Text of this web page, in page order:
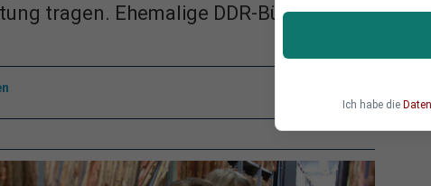
tragen. Ehemalige DDR-Bürgerrechtler
Ich habe die